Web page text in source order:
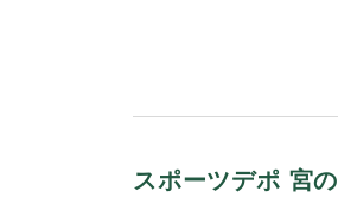
スポーツデポ 宮